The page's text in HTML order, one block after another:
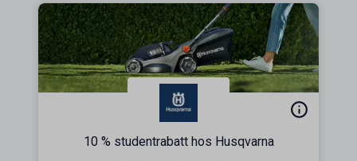
10 % studentrabatt hos Husqvarna